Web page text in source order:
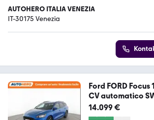
AUTOHERO ITALIA VENEZIA
IT-30175 Venezia
Ford FORD Focus
CV automatico
14.099 €